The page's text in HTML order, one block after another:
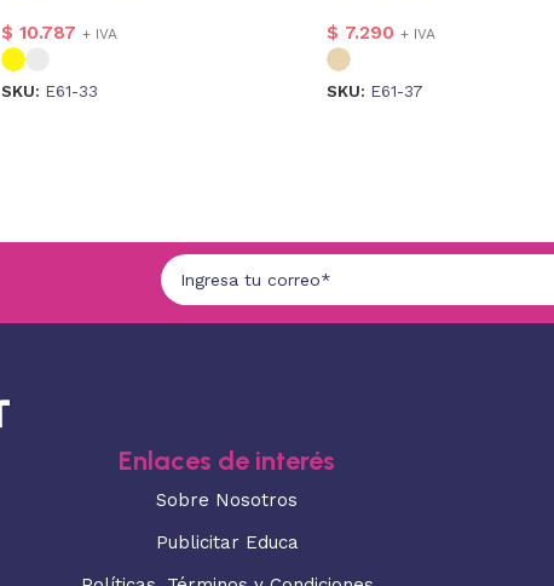
$ 10.787 + IVA
SKU: E61-33
$ 7.290 + IVA
SKU: E61-37
Enlaces de interés
Sobre Nosotros
Publicitar Educa